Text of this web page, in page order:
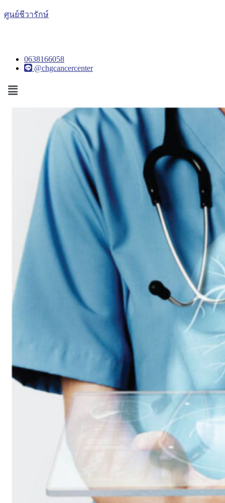
ศูนย์ชีวารักษ์
0638166058
@chgcancercenter
Menu